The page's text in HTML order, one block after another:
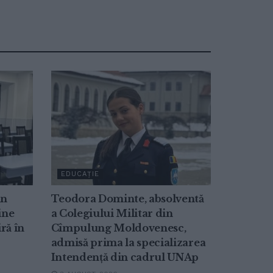
în
EDUCAȚIE
Teodora Dominte, absolventă
a Colegiului Militar din
Cîmpulung Moldovenesc,
admisă prima la specializarea
Intendență din cadrul UNAp